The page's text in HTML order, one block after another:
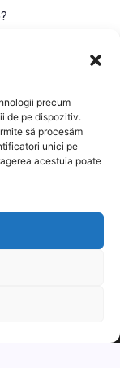
precum
de pe dispozitiv.
să procesăm
unici pe
acestuia poate
experience. We'll